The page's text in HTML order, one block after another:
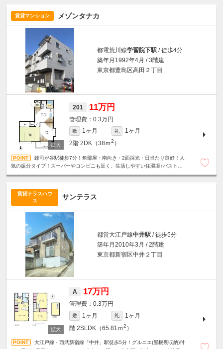
賃貸マンション メゾンタナカ
都電荒川線学習院下駅 / 徒歩4分
築年月1992年4月 / 3階建
東京都豊島区高田２丁目
201 11万円
0.3万円
敷 1ヶ月 礼
1ヶ月
2階 2DK（38ｍ2 ）
雑司が谷駅徒歩7分！角部屋・南向き・2面採光・日当たり良好！人
気の振分タイプ！スーパーやコンビニも近く、生活しやすい住環境♪バストイ
賃貸テラスハウ
ス
サンテラス
都営大江戸線中井駅 / 徒歩5分
築年月2010年3月 / 2階建
東京都新宿区中井２丁目
A 17万円
0.3万円
敷 1ヶ月 礼
1ヶ月
階 2SLDK（65.81ｍ2 ）
大江戸線・西武新宿線「中井」駅徒歩5分！グルニエ(屋根裏収納)付